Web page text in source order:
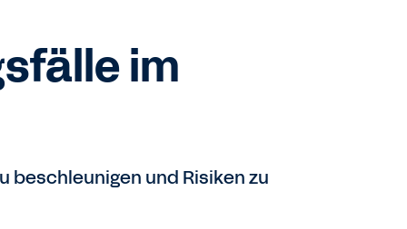
im
beschleunigen und Risiken zu